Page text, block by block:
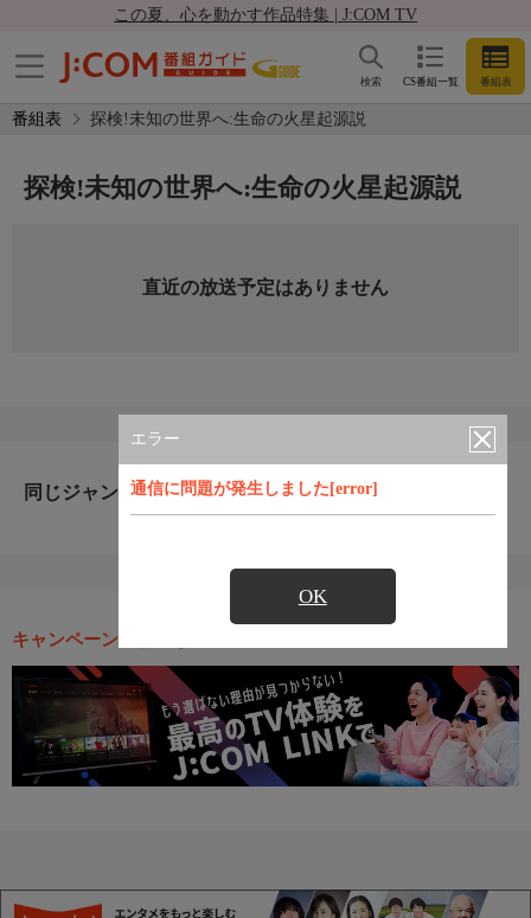
この夏、心を動かす作品特集 | J:COM TV
CS番組一覧 番組表
検索
番組表 探検!未知の世界へ:生命の火星起源説
エラー
通信に問題が発生しました[error]
OK
探検!未知の世界へ:生命の火星起源説
直近の放送予定はありません
同じジャンルのおすすめ番組
キャンペーン・お得な情報